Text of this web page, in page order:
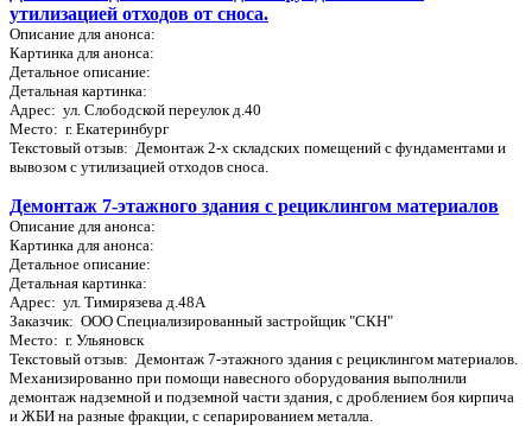
утилизацией отходов от сноса.
Описание для анонса:
Картинка для анонса:
Детальное описание:
Детальная картинка:
Адрес: ул. Слободской переулок д.40
Место: г. Екатеринбург
Текстовый отзыв: Демонтаж 2-х складских помещений с фундаментами и
вывозом с утилизацией отходов сноса.
Демонтаж 7-этажного здания с рециклингом материалов
Описание для анонса:
Картинка для анонса:
Детальное описание:
Детальная картинка:
Адрес: ул. Тимирязева д.48А
Заказчик: ООО Специализированный застройщик "СКН"
Место: г. Ульяновск
Текстовый отзыв: Демонтаж 7-этажного здания с рециклингом материалов.
Механизированно при помощи навесного оборудования выполнили
демонтаж надземной и подземной части здания, с дроблением боя кирпича
и ЖБИ на разные фракции, с сепарированием металла.